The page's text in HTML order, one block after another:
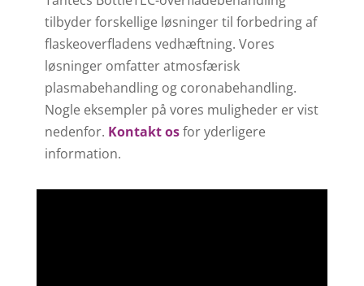
tilbyder forskellige løsninger til forbedring af
flaskeoverfladens vedhæftning. Vores
løsninger omfatter atmosfærisk
plasmabehandling og coronabehandling.
Nogle eksempler på vores muligheder er vist
nedenfor. Kontakt osfor yderligere
information.